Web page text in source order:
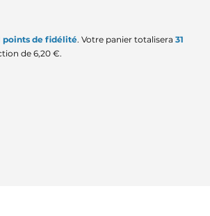
points de fidélité. Votre panier totalisera 31
de 6,20 €.